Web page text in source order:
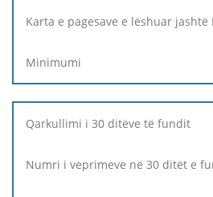
në
Karta
e
pagesave
e
jashtë